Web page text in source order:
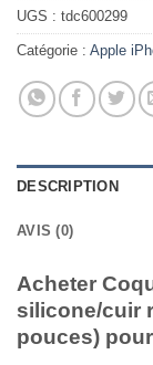
UGS : tdc600299
Catégorie : Apple
DESCRIPTION
AVIS (0)
Acheter
silicone/cuir
pouces)